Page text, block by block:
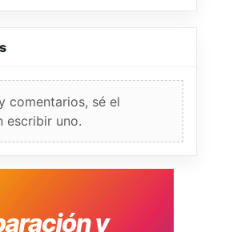
comentarios, sé el
escribir uno.